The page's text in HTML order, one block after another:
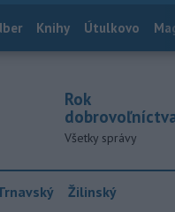
Knihy Útulkovo
Rok
Všetky správy
Žilinský